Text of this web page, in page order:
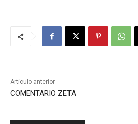
Artículo anterior
COMENTARIO ZETA